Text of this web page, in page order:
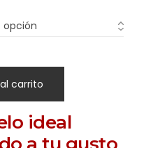
carrito
ideal